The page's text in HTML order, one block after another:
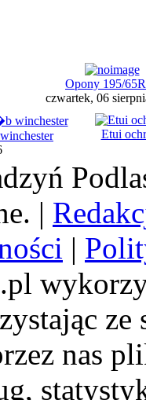
Opony 195/
czwartek, 06
Etui
|
|
nas